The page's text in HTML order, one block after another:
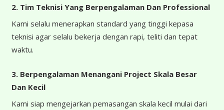
2. Tim Teknisi Yang Berpengalaman Dan Professional
Kami selalu menerapkan standard yang tinggi kepasa
teknisi agar selalu bekerja dengan rapi, teliti dan tepat
waktu.
3. Berpengalaman Menangani Project Skala Besar
Dan Kecil
Kami siap mengejarkan pemasangan skala kecil mulai dari